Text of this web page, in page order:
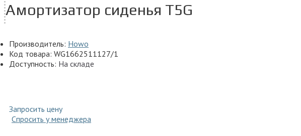
Амортизатор сиденья T5G
Производитель: Howo
Код товара: WG1662511127/1
Доступность: На складе
Запросить цену
Спросить у менеджера